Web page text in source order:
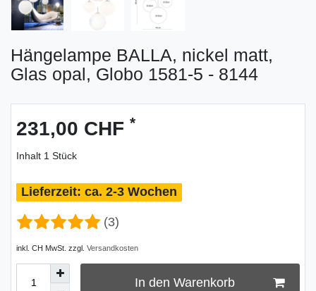
Hängelampe BALLA, nickel matt,
Glas opal, Globo 1581-5 - 8144
231,00 CHF *
Inhalt 1 Stück
ca. 2-3 Wochen
(3)
inkl. CH MwSt. zzgl. Versandkosten
In den Warenkorb